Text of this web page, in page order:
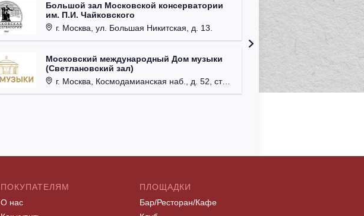
Большой зал Московской консерватории
им. П.И. Чайковского
г. Москва, ул. Большая Никитская, д. 13.
Московский международный Дом музыки
(Светлановский зал)
г. Москва, Космодамианская наб., д. 52, стр. 8.
г.
Клуб
г.
ПОКУПАТЕЛЯМ
О нас
ПЛОЩАДКИ
Бар/Ресторан/Кафе